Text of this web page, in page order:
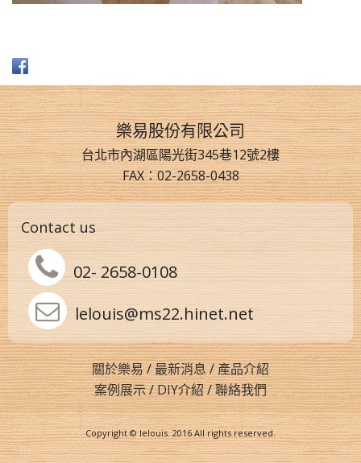
樂易股份有限公司
台北市內湖區陽光街345巷12號2樓
FAX：02-2658-0438
Contact us
02- 2658-0108
lelouis@ms22.hinet.net
關於樂易/最新消息/產品介紹
案例展示/DIY介紹/聯絡我們
Copyright © lelouis. 2016 All rights reserved.